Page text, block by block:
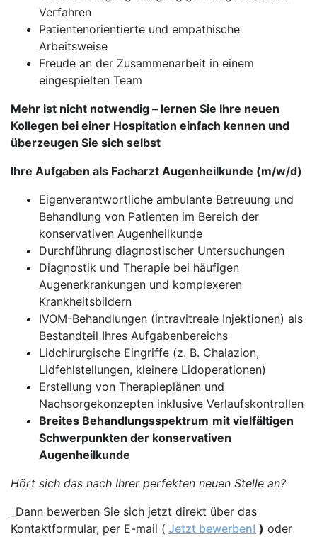
Verfahren
Patientenorientierte und empathische
Arbeitsweise
Freude an der Zusammenarbeit in einem
eingespielten Team
Mehr ist nicht notwendig – lernen Sie Ihre neuen
Kollegen bei einer Hospitation einfach kennen und
überzeugen Sie sich selbst
Ihre Aufgaben als Facharzt Augenheilkunde (m/w/d)
Eigenverantwortliche ambulante Betreuung und
Behandlung von Patienten im Bereich der
konservativen Augenheilkunde
Durchführung diagnostischer Untersuchungen​​​​​​​
Diagnostik und Therapie bei häufigen
Augenerkrankungen und komplexeren
Krankheitsbildern
IVOM-Behandlungen (intravitreale Injektionen) als
Bestandteil Ihres Aufgabenbereichs
Lidchirurgische Eingriffe (z. B. Chalazion,
Lidfehlstellungen, kleinere Lidoperationen)
Erstellung von Therapieplänen und
Nachsorgekonzepten inklusive Verlaufskontrollen
Breites Behandlungsspektrum mit vielfältigen
Schwerpunkten der konservativen
Augenheilkunde
Hört sich das nach Ihrer perfekten neuen Stelle an?
_Dann bewerben Sie sich jetzt direkt über das
Kontaktformular, per E-mail ( Jetzt bewerben! ) oder